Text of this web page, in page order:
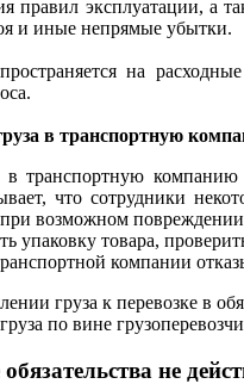
правил эксплуатации, а
и иные непрямые убытки.
на
в транспортную
в транспортную компанию
что сотрудники
при возможном
упаковку товара,
компании
груза к перевозке в
по вине
не